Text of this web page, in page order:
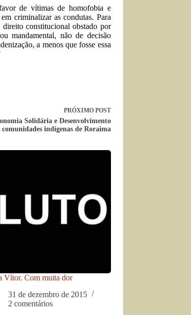
de vítimas de homofobia e
criminalizar as condutas. Para
constitucional obstado por
mandamental, não de decisão
a menos que fosse essa
PRÓXIMO POST
Solidária e Desenvolvimento
indígenas de Roraima
Vítor. Com muita dor
31 de dezembro de 2015
2 comentários